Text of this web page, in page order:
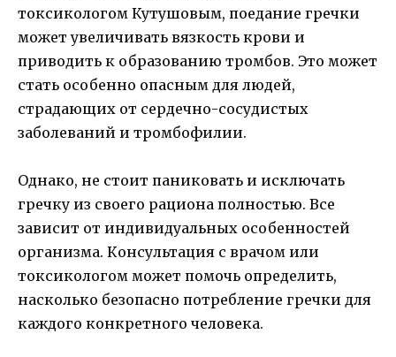
токсикологом Кутушовым, поедание гречки
может увеличивать вязкость крови и
приводить к образованию тромбов. Это может
стать особенно опасным для людей,
страдающих от сердечно-сосудистых
заболеваний и тромбофилии.
Однако, не стоит паниковать и исключать
гречку из своего рациона полностью. Все
зависит от индивидуальных особенностей
организма. Консультация с врачом или
токсикологом может помочь определить,
насколько безопасно потребление гречки для
каждого конкретного человека.